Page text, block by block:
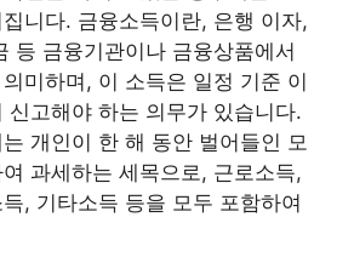
니다. 금융소득이란, 은행 이자,
등 금융기관이나 금융상품에서
미하며, 이 소득은 일정 기준 이
신고해야 하는 의무가 있습니다.
개인이 한 해 동안 벌어들인 모
과세하는 세목으로, 근로소득,
, 기타소득 등을 모두 포함하여